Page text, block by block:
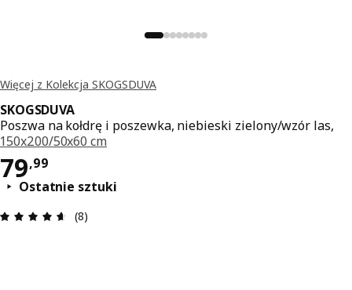
Więcej z Kolekcja SKOGSDUVA
SKOGSDUVA
Poszwa na kołdrę i poszewka, niebieski zielony/wzór las,
150x200/50x60 cm
79,99
Cena 79,99
Ostatnie sztuki
Opinia: 4.6 na 5 gwiazdki. Recenzje ogółem: 8
(8)